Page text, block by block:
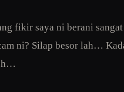
fikir saya ni berani sangat
ni? Silap besor lah…